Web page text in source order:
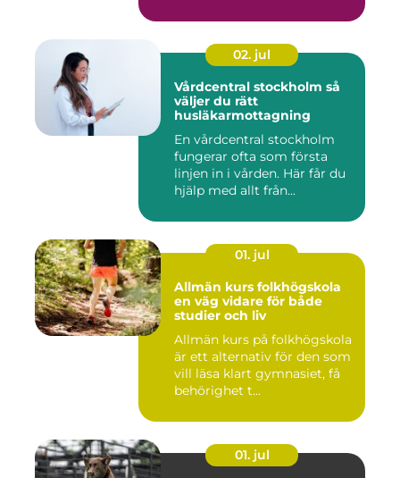
02. jul
Vårdcentral stockholm så
väljer du rätt
husläkarmottagning
En vårdcentral stockholm
fungerar ofta som första
linjen in i vården. Här får du
hjälp med allt från...
01. jul
Allmän kurs folkhögskola
en väg vidare för både
studier och liv
Allmän kurs på folkhögskola
är ett alternativ för den som
vill läsa klart gymnasiet, få
behörighet t...
01. jul